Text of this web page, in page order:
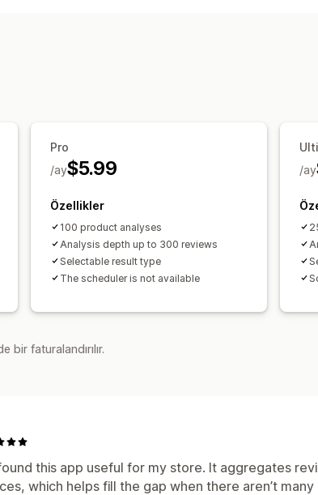
Pro
$5.99
/ay
Özellikler
100 product analyses
Analysis depth up to 300 reviews
Selectable result type
The scheduler is not available
/ay
bir faturalandırılır.
this app useful for my store. It aggregates
which helps fill the gap when there aren’t